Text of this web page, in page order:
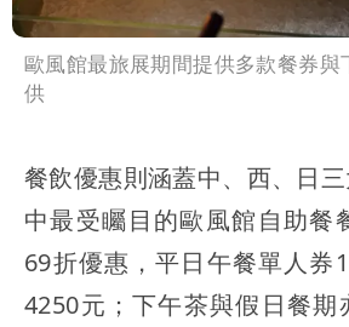
歐風館最旅展期間提供多款餐券與
供
餐飲優惠則涵蓋中、西、日
中最受矚目的歐風館自助餐
69折優惠，平日午餐單人券
4250元；下午茶與假日餐期